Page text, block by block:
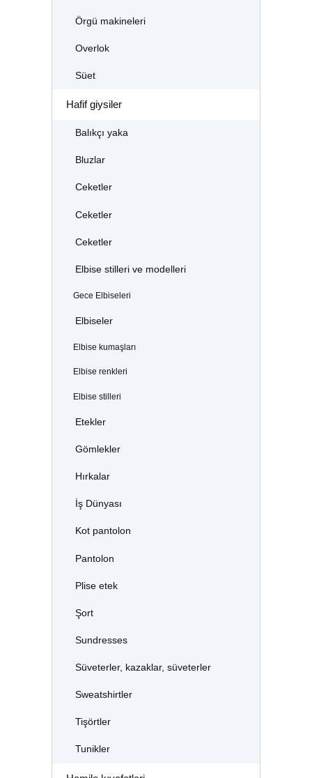
Örgü makineleri
Overlok
Süet
Hafif giysiler
Balıkçı yaka
Bluzlar
Ceketler
Ceketler
Ceketler
Elbise stilleri ve modelleri
Gece Elbiseleri
Elbiseler
Elbise kumaşları
Elbise renkleri
Elbise stilleri
Etekler
Gömlekler
Hırkalar
İş Dünyası
Kot pantolon
Pantolon
Plise etek
Şort
Sundresses
Süveterler, kazaklar, süveterler
Sweatshirtler
Tişörtler
Tunikler